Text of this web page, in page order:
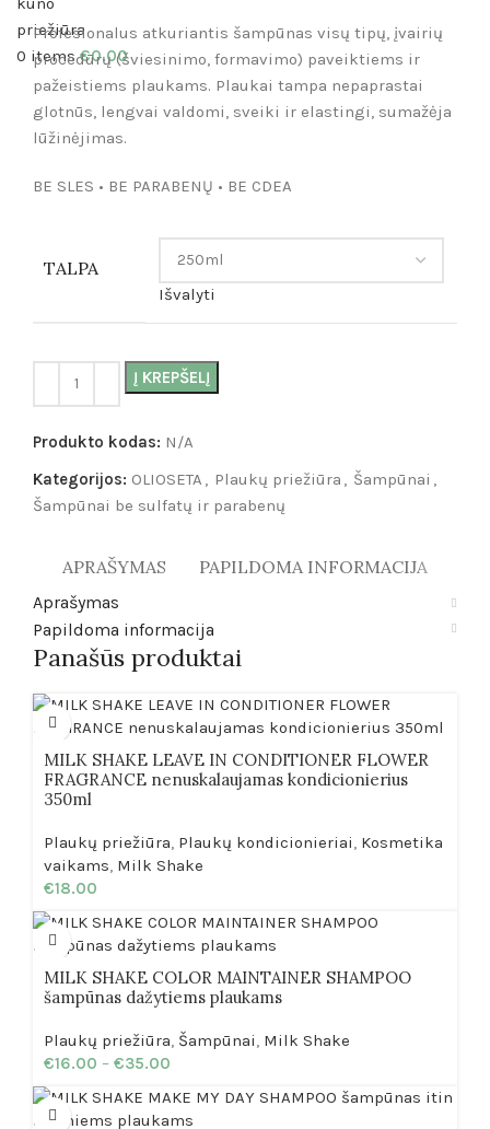
0 items €0.00
Profesionalus atkuriantis šampūnas visų tipų, įvairių
procedūrų (šviesinimo, formavimo) paveiktiems ir
pažeistiems plaukams. Plaukai tampa nepaprastai
glotnūs, lengvai valdomi, sveiki ir elastingi, sumažėja
lūžinėjimas.
BE SLES • BE PARABENŲ • BE CDEA
TALPA
Išvalyti
Į KREPŠELĮ
Produkto kodas: N/A
Kategorijos: OLIOSETA , Plaukų priežiūra , Šampūnai ,
Šampūnai be sulfatų ir parabenų
APRAŠYMAS PAPILDOMA INFORMACIJA
Aprašymas
Papildoma informacija
Panašūs produktai
MILK SHAKE LEAVE IN CONDITIONER FLOWER
FRAGRANCE nenuskalaujamas kondicionierius
350ml
Plaukų priežiūra, Plaukų kondicionieriai, Kosmetika
vaikams, Milk Shake
€18.00
MILK SHAKE COLOR MAINTAINER SHAMPOO
šampūnas dažytiems plaukams
Plaukų priežiūra, Šampūnai, Milk Shake
€16.00 – €35.00